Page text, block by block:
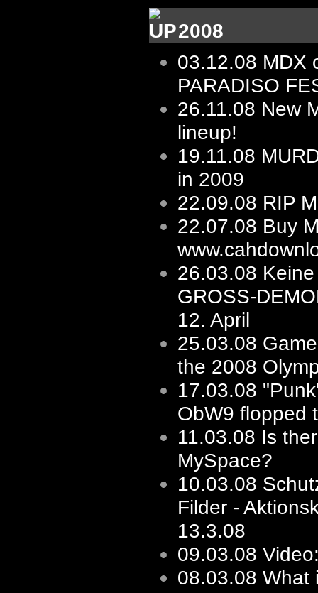
2008
03.12.08 MDX
PARADISO
26.11.08 New
lineup!
19.11.08
in 2009
22.09.08 RIP
22.07.08 Buy
26.03.08
GROSS-
12. April
25.03.08
the 2008
17.03.08
ObW9 flopped
11.03.08 Is
MySpace?
10.03.08
Filder -
13.3.08
09.03.08
08.03.08 What